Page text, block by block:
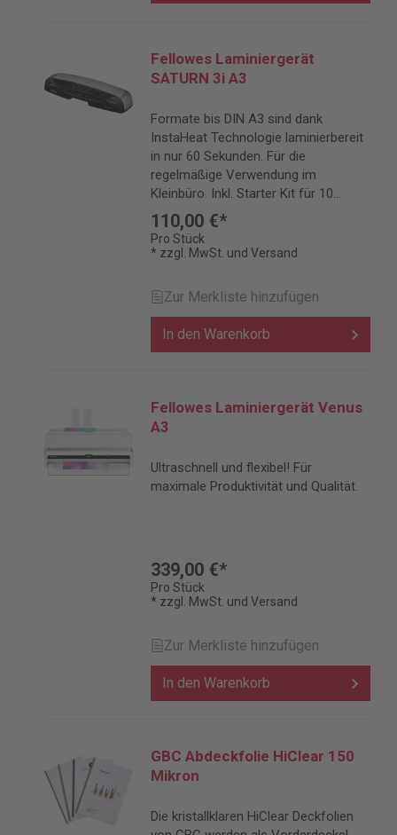
Fellowes Laminiergerät
SATURN 3i A3
Formate bis DIN A3 sind dank
InstaHeat Technologie laminierbereit
in nur 60 Sekunden. Für die
regelmäßige Verwendung im
Kleinbüro. Inkl. Starter Kit für 10
Laminationen.
110,00 €*
Pro Stück
* zzgl. MwSt. und Versand
Zur Merkliste hinzufügen
In den Warenkorb
Fellowes Laminiergerät Venus
A3
Ultraschnell und flexibel! Für
maximale Produktivität und Qualität.
339,00 €*
Pro Stück
* zzgl. MwSt. und Versand
Zur Merkliste hinzufügen
In den Warenkorb
GBC Abdeckfolie HiClear 150
Mikron
Die kristallklaren HiClear Deckfolien